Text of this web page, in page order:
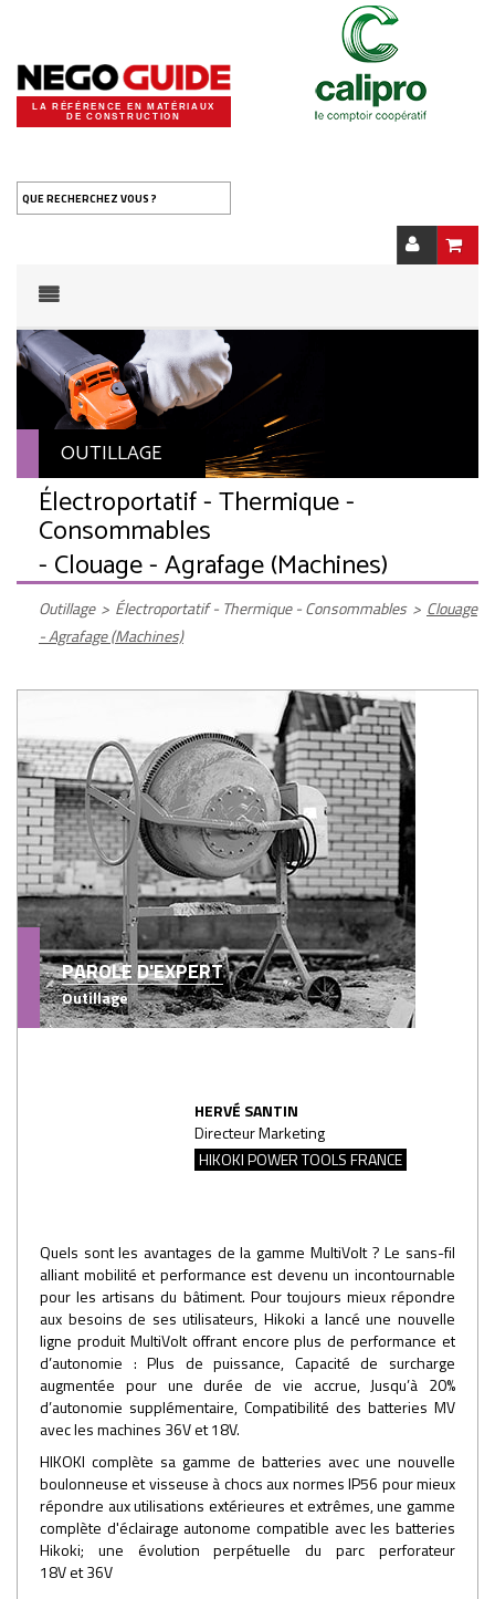
LA RÉFÉRENCE EN MATÉRIAUX
DE CONSTRUCTION
QUE RECHERCHEZ VOUS ?
OUTILLAGE
Électroportatif - Thermique -
Consommables
- Clouage - Agrafage (Machines)
Outillage > Électroportatif - Thermique - Consommables > Clouage
- Agrafage (Machines)
PAROLE D'EXPERT
Outillage
HERVÉ SANTIN
Directeur Marketing
HIKOKI POWER TOOLS FRANCE
Quels sont les avantages de la gamme MultiVolt ? Le sans-fil
alliant mobilité et performance est devenu un incontournable
pour les artisans du bâtiment. Pour toujours mieux répondre
aux besoins de ses utilisateurs, Hikoki a lancé une nouvelle
ligne produit MultiVolt offrant encore plus de performance et
d’autonomie : Plus de puissance, Capacité de surcharge
augmentée pour une durée de vie accrue, Jusqu’à 20%
d’autonomie supplémentaire, Compatibilité des batteries MV
avec les machines 36V et 18V.
HIKOKI complète sa gamme de batteries avec une nouvelle
boulonneuse et visseuse à chocs aux normes IP56 pour mieux
répondre aux utilisations extérieures et extrêmes, une gamme
complète d'éclairage autonome compatible avec les batteries
Hikoki; une évolution perpétuelle du parc perforateur
18V et 36V